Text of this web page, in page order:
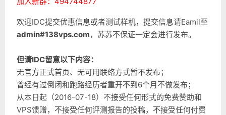
欢迎IDC提交优惠信息或者测试样机，提交信息请Eamil至
admin#138vps.com，苏苏不保证一定会进行发布。
但请IDC留意以下内容：
无官方正式首页、无可用联络方式暂不发布；
曾经有过倒闭和跑路经历者重开不到6个月不做发布；
从本日起（2016-07-18）不接受任何形式的免费赞助和
VPS馈赠，不接受任何评测报告的投稿，不接受任何付费